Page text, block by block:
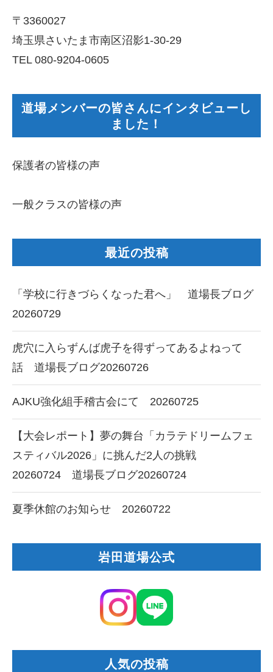
〒3360027
埼玉県さいたま市南区沼影1-30-29
TEL 080-9204-0605
道場メンバーの皆さんにインタビューし
ました！
保護者の皆様の声
一般クラスの皆様の声
最近の投稿
「学校に行きづらくなった君へ」 道場長ブログ
20260729
虎穴に入らずんば虎子を得ずってあるよねって
話 道場長ブログ20260726
AJKU強化組手稽古会にて 20260725
【大会レポート】夢の舞台「カラテドリームフェ
スティバル2026」に挑んだ2人の挑戦
20260724 道場長ブログ20260724
夏季休館のお知らせ 20260722
岩田道場公式
人気の投稿